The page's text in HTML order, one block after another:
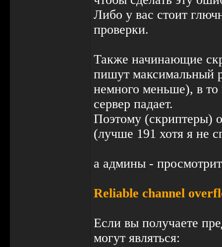
Либо у вас стоит
проверки.
Также начинающие
пишут максимальный
немного меньше), в то
сервер падает.
Поэтому (скриптеры)
(лучше 191 хотя я не
а админы -
Reliable channel
Если вы получаете
могут являться: